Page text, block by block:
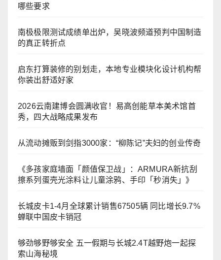
哪些要求
南极极限测试成绩单出炉，吴晓波频道预判中国制造
的真正转折点
启东打算装修的别划走，本地专业模块化设计机构帮
你装出舒适好家
2026云南建博会圆满收官！易高创能草本美术馆首
秀，四大战略成果发布
从流动摊贩到剑指3000家：“柳陈记”夫妇的创业传奇
《多孩家庭墙面「颜值保卫战」：ARMURA新抗刮
擦系列蛋壳光涂料让儿童涂鸦、手印「秒消失」》
长城皮卡1-4月全球累计销售67505辆 同比增长9.7%
蝉联中国皮卡销冠
够劲够野够安全 五一假期与长城2.4T越野炮一起探
索山海秘境